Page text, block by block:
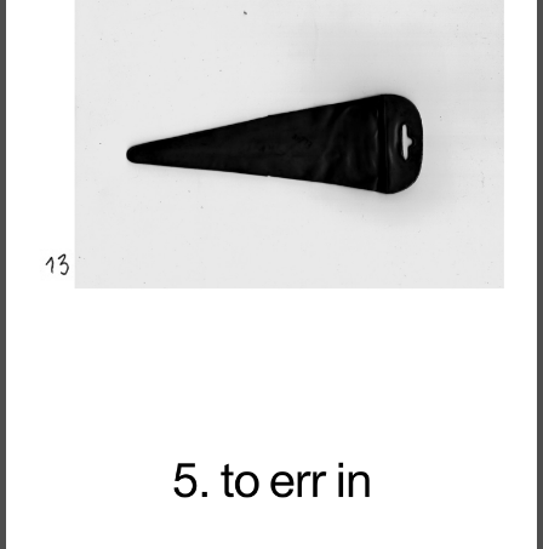
Ensaio Visual + Autor em residência
Susana Mouzinho
Avenidas